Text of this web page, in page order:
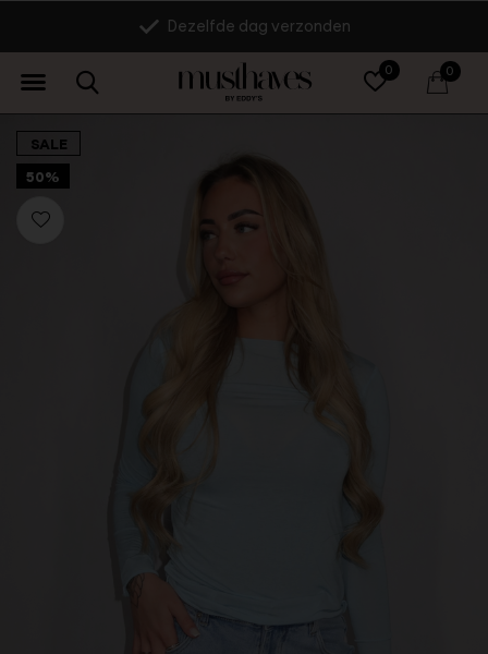
0 0
Dezelfde dag verzonden
SALE
50%